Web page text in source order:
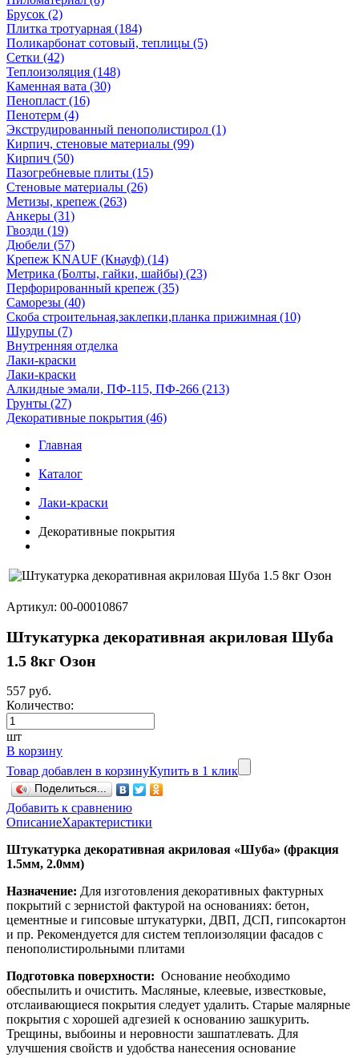
Брусок (2)
Плитка тротуарная (184)
Поликарбонат сотовый, теплицы (5)
Сетки (42)
Теплоизоляция (148)
Каменная вата (30)
Пенопласт (16)
Пенотерм (4)
Экструдированный пенополистирол (1)
Кирпич, стеновые материалы (99)
Кирпич (50)
Пазогребневые плиты (15)
Стеновые материалы (26)
Метизы, крепеж (263)
Анкеры (31)
Гвозди (19)
Дюбели (57)
Крепеж KNAUF (Кнауф) (14)
Метрика (Болты, гайки, шайбы) (23)
Перфорированный крепеж (35)
Саморезы (40)
Скоба строительная,заклепки,планка прижимная (10)
Шурупы (7)
Внутренняя отделка
Лаки-краски
Лаки-краски
Алкидные эмали, ПФ-115, ПФ-266 (213)
Грунты (27)
Декоративные покрытия (46)
Главная
Каталог
Лаки-краски
Декоративные покрытия
Артикул: 00-00010867
Штукатурка декоративная акриловая Шуба
1.5 8кг Озон
557 руб.
Количество:
шт
В корзину
Товар добавлен в корзинуКупить в 1 клик
Поделиться...
Добавить к сравнению
ОписаниеХарактеристики
Штукатурка декоративная акриловая «Шуба» (фракция
1.5мм, 2.0мм)
Назначение: Для изготовления декоративных фактурных
покрытий с зернистой фактурой на основаниях: бетон,
цементные и гипсовые штукатурки, ДВП, ДСП, гипсокартон
и пр. Рекомендуется для систем теплоизоляции фасадов с
пенополистирольными плитами
Подготовка поверхности: Основание необходимо
обеспылить и очистить. Масляные, клеевые, известковые,
отслаивающиеся покрытия следует удалить. Старые малярные
покрытия с хорошей адгезией к основанию зашкурить.
Трещины, выбоины и неровности зашпатлевать. Для
улучшения свойств и удобства нанесения основание